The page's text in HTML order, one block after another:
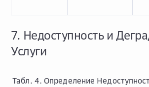
7. Недоступность и
Услуги
Табл. 4. Определение